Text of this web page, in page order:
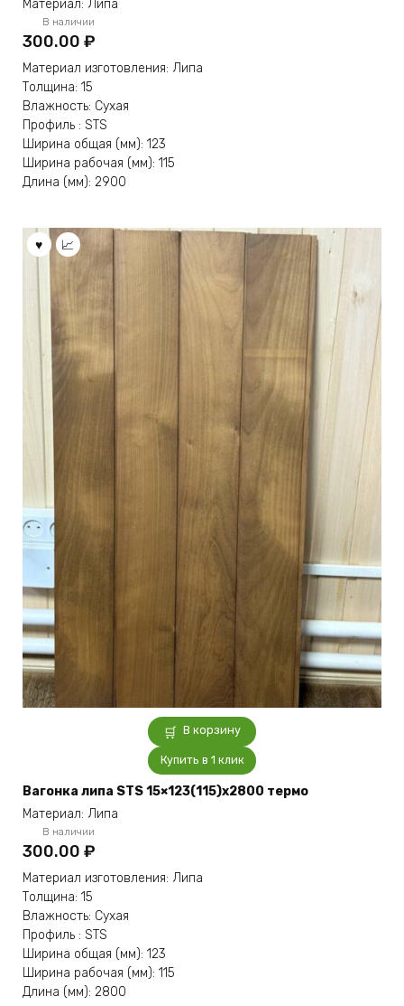
Материал: Липа
В наличии
300.00 ₽
Материал изготовления: Липа
Толщина: 15
Влажность: Сухая
Профиль : STS
Ширина общая (мм): 123
Ширина рабочая (мм): 115
Длина (мм): 2900
В корзину
Купить в 1 клик
Вагонка липа STS 15×123(115)x2800 термо
Материал: Липа
В наличии
300.00 ₽
Материал изготовления: Липа
Толщина: 15
Влажность: Сухая
Профиль : STS
Ширина общая (мм): 123
Ширина рабочая (мм): 115
Длина (мм): 2800